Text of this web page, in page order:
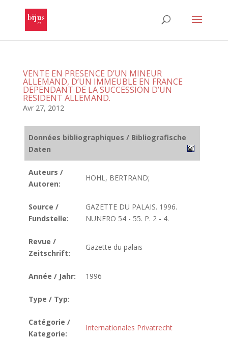
VENTE EN PRESENCE D’UN MINEUR
ALLEMAND, D’UN IMMEUBLE EN FRANCE
DEPENDANT DE LA SUCCESSION D’UN
RESIDENT ALLEMAND.
Avr 27, 2012
Données bibliographiques / Bibliografische
Daten
Auteurs /
Autoren:
HOHL, BERTRAND;
Source /
Fundstelle:
GAZETTE DU PALAIS. 1996.
NUNERO 54 - 55. P. 2 - 4.
Revue /
Zeitschrift:
Gazette du palais
Année / Jahr: 1996
Type / Typ:
Catégorie /
Kategorie:
Internationales Privatrecht